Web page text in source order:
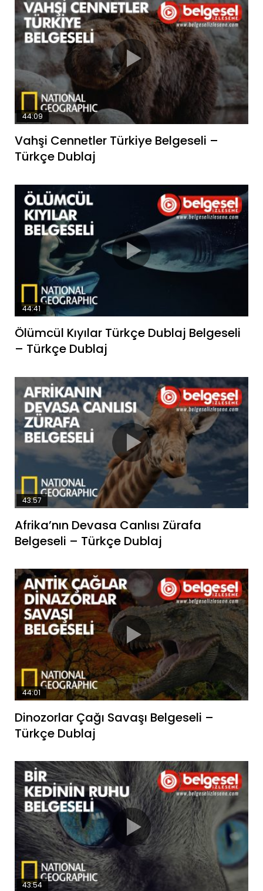
44:09
Vahşi Cennetler Türkiye Belgeseli –
Türkçe Dublaj
44:41
Ölümcül Kıyılar Türkçe Dublaj Belgeseli
– Türkçe Dublaj
43:57
Afrika’nın Devasa Canlısı Zürafa
Belgeseli – Türkçe Dublaj
44:01
Dinozorlar Çağı Savaşı Belgeseli –
Türkçe Dublaj
43:54